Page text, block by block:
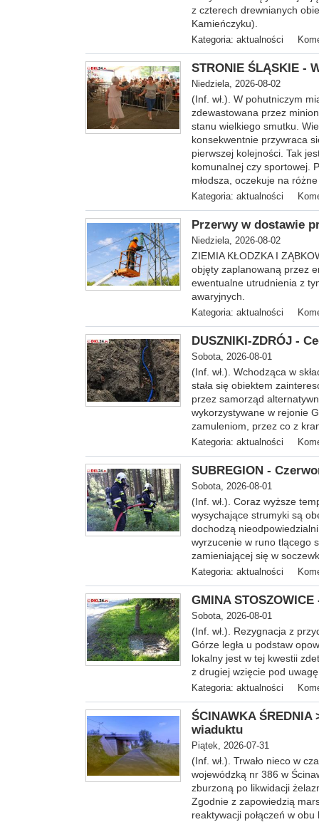
z czterech drewnianych
Kamieńczyku).
Kategoria: aktualności
STRONIE ŚLĄSKIE -
Niedziela, 2026-08-02
(Inf. wł.). W pohutniczym
zdewastowana przez
stanu wielkiego smutku.
konsekwentnie przywraca
pierwszej kolejności. Tak
komunalnej czy sportowej.
młodsza, oczekuje na
Kategoria: aktualności
Przerwy w dostawie
Niedziela, 2026-08-02
ZIEMIA KŁODZKA I
objęty zaplanowaną przez
ewentualne utrudnienia z
awaryjnych.
Kategoria: aktualności
DUSZNIKI-ZDRÓJ -
Sobota, 2026-08-01
(Inf. wł.). Wchodząca w
stała się obiektem
przez samorząd
wykorzystywane w rejonie
zamuleniom, przez co z
Kategoria: aktualności
SUBREGION -
Sobota, 2026-08-01
(Inf. wł.). Coraz wyższe
wysychające strumyki są
dochodzą
wyrzucenie w runo tlącego
zamieniającej się w
Kategoria: aktualności
GMINA
Sobota, 2026-08-01
(Inf. wł.). Rezygnacja z
Górze legła u podstaw
lokalny jest w tej kwestii
z drugiej wzięcie pod
Kategoria: aktualności
ŚCINAWKA
wiaduktu
Piątek, 2026-07-31
(Inf. wł.). Trwało nieco w
wojewódzką nr 386 w
zburzoną po likwidacji
Zgodnie z zapowiedzią
reaktywacji połączeń w